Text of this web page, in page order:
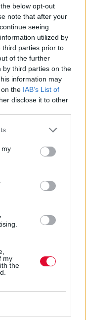
below opt-out
note that after your
seeing
utilized by
third parties prior to
of the further
by third parties on the
information may
the IAB’s List of
disclose it to other
my
my
the
τα
αποχώρησης
στον ίδιο,
για την πρώτη
ξεπουλήσει σε
του ΛΕΞ στο ΟΑΚΑ